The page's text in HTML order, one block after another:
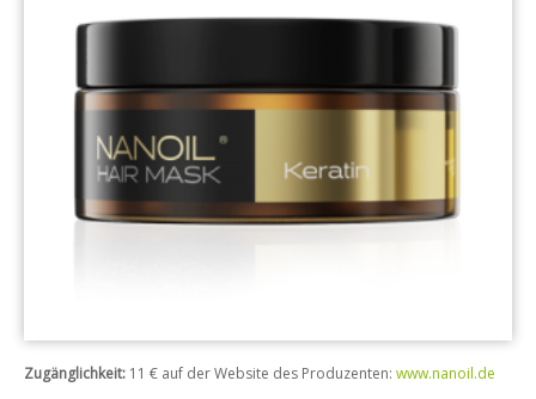
Zugänglichkeit: 11 € auf der Website des Produzenten: www.nanoil.de